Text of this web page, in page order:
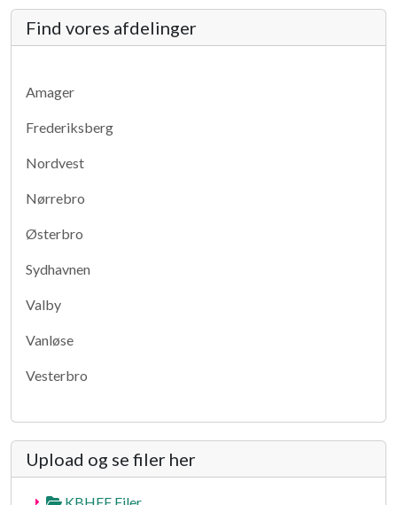
Find vores afdelinger
Amager
Frederiksberg
Nordvest
Nørrebro
Østerbro
Sydhavnen
Valby
Vanløse
Vesterbro
Upload og se filer her